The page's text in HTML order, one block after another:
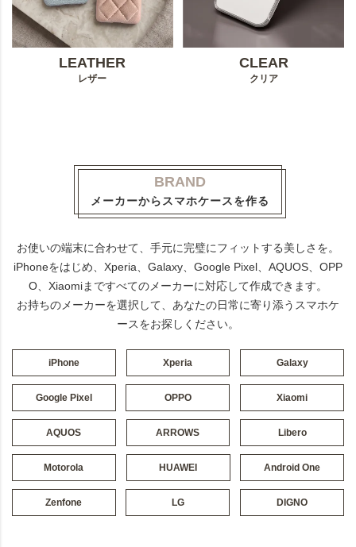
LEATHER
レザー
CLEAR
クリア
BRAND
メーカーからスマホケースを作る
お使いの端末に合わせて、手元に完璧にフィットする美しさを。
iPhoneをはじめ、Xperia、Galaxy、Google Pixel、AQUOS、OPP
O、Xiaomiまですべてのメーカーに対応して作成できます。
お持ちのメーカーを選択して、あなたの日常に寄り添うスマホケ
ースをお探しください。
iPhone Xperia Galaxy
Google Pixel OPPO Xiaomi
AQUOS ARROWS Libero
Motorola HUAWEI Android One
Zenfone LG DIGNO